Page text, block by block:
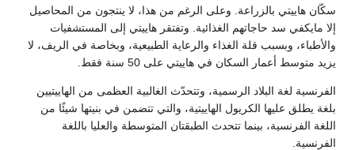
سكّان هاييتي بالزراعة. وعلى الرغم من هذا، لا ينتجون من المحاصيل
إلا مايكفي سد حاجاتهم الغذائية. وتفتقر هاييتي إلى المستشفيات
والأطباء، وبسبب قلة الغذاء والرعاية الطبيعية، وبخاصة في الريف، لا
يزيد متوسط أعمار السكان في هاييتي على 50 سنة فقط.
الفرنسية لغة البلاد الرسمية، وتتحدّث الغالبية العظمى من الهاييتيين
بلغة يطلق عليها الكريول الهاييتية، والتي تتضمن في بنيتها شيئًا من
اللغة الفرنسية، بينما تتحدث الطبقتان المتوسطة والعليا باللغة
الفرنسية.